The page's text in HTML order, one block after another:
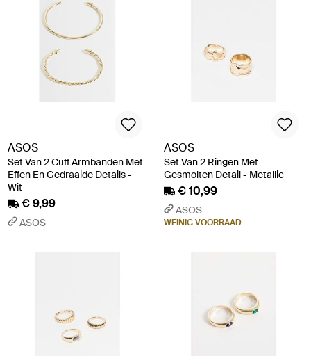
ASOS
Set Van 2 Cuff Armbanden Met
Effen En Gedraaide Details -
Wit
€ 9,99
ASOS
ASOS
Set Van 2 Ringen Met
Gesmolten Detail - Metallic
€ 10,99
ASOS
WEINIG VOORRAAD